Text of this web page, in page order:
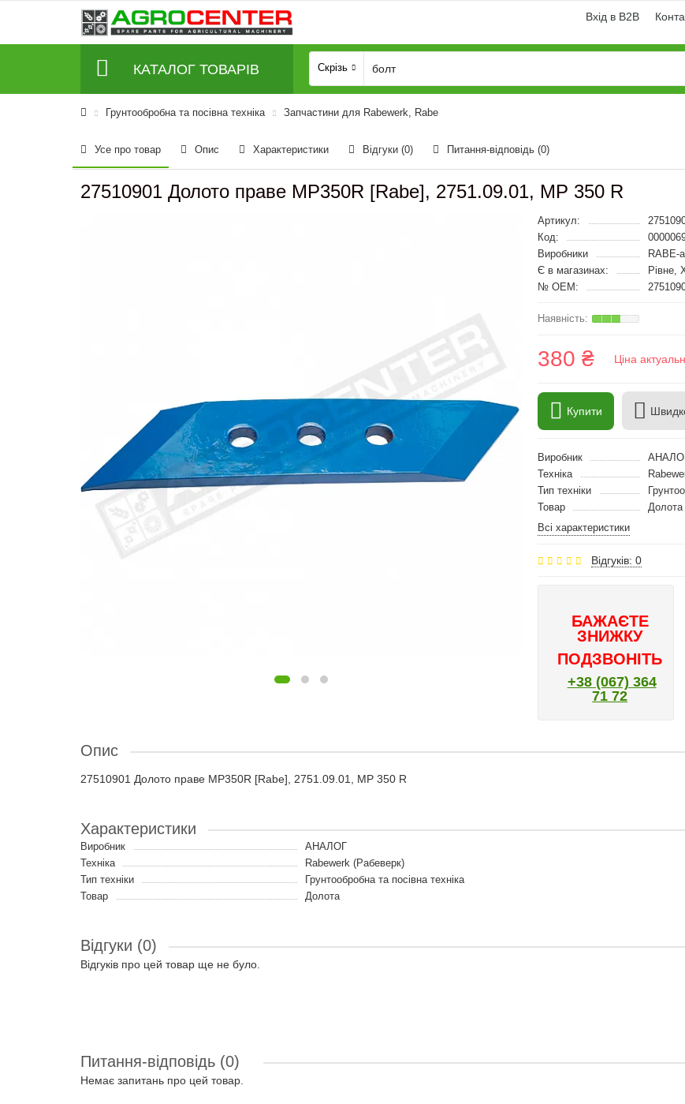
Вхід в B2B
КАТАЛОГ ТОВАРІВ Скрізь
Грунтообробна та посівна техніка Запчастини для Rabewerk, Rabe
Усе про товар Опис Характеристики Відгуки (0) Питання-відповідь (0)
27510901 Долото праве MP350R [Rabe], 2751.09.01, MP 350 R
Артикул:
Код:
Виробники
RABE-
Є в магазинах:
Рівне,
№ OEM:
380 ₴ Ціна
Купити
Виробник
Техніка
Тип техніки
Товар
Долота
Всі характеристики
Відгуків: 0
БАЖАЄТЕ
ЗНИЖКУ
ПОДЗВОНІТЬ
+38 (067) 364
71 72
Опис
27510901 Долото праве MP350R [Rabe], 2751.09.01, MP 350 R
Характеристики
Виробник
АНАЛОГ
Техніка
Rabewerk (Рабеверк)
Тип техніки
Грунтообробна та посівна техніка
Товар
Долота
Відгуки (0)
Відгуків про цей товар ще не було.
Питання-відповідь (0)
Немає запитань про цей товар.